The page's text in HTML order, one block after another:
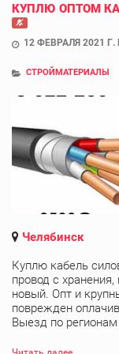
КУПЛЮ ОПТОМ
12 ФЕВРАЛЯ 2021 Г.
СТРОЙМАТЕРИАЛЫ
Челябинск
Куплю кабель
провод с
новый. Опт и
поврежден
Выезд по